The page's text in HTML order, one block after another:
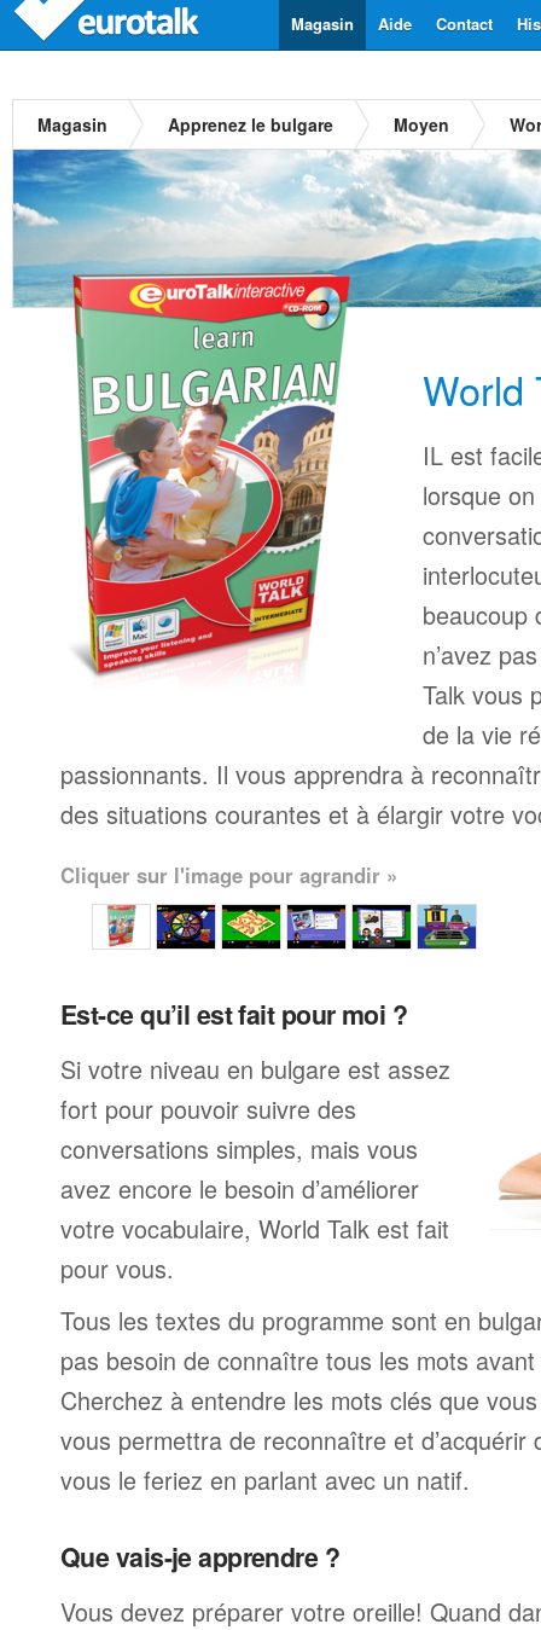
Contact
Aide
Magasin
Magasin Apprenez le bulgare Moyen
World
IL est
lorsque
beaucoup
n’avez
Talk vous
de la vie
passionnants. Il vous apprendra à
des situations courantes et à élargir votre
Cliquer sur l'image pour agrandir »
Est-ce qu’il est fait pour moi ?
Si votre niveau en bulgare est assez
fort pour pouvoir suivre des
conversations simples, mais vous
avez encore le besoin d’améliorer
votre vocabulaire, World Talk est fait
pour vous.
Tous les textes du programme sont en
pas besoin de connaître tous les mots
Cherchez à entendre les mots clés que
vous permettra de reconnaître et d’acquérir
vous le feriez en parlant avec un natif.
Que vais-je apprendre ?
Vous devez préparer votre oreille! Quand